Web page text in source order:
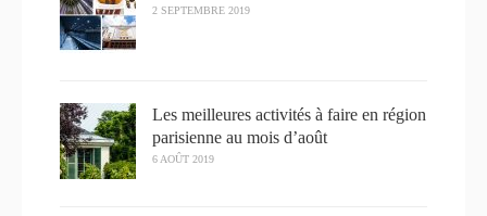
2 SEPTEMBRE 2019
Les meilleures activités à faire en région
parisienne au mois d’août
6 AOÛT 2019